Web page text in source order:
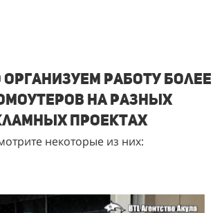
работу более
на разных
проектах
некоторые из них: